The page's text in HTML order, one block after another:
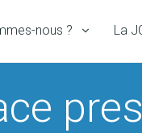
nous ? La